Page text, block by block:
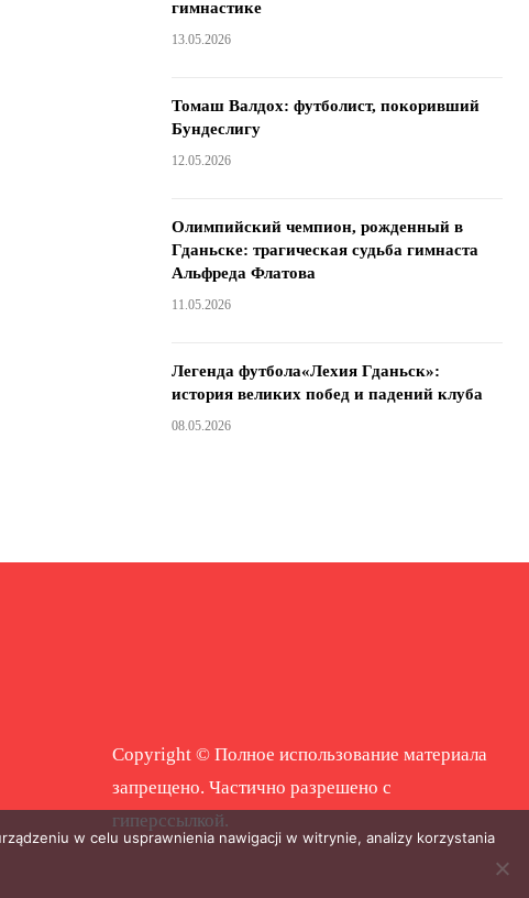
гимнастике
13.05.2026
Томаш Валдох: футболист, покоривший
Бундеслигу
12.05.2026
Олимпийский чемпион, рожденный в
Гданьске: трагическая судьба гимнаста
Альфреда Флатова
11.05.2026
Легенда футбола«Лехия Гданьск»:
история великих побед и падений клуба
08.05.2026
Copyright © Полное использование материала
запрещено. Частично разрешено с
гиперссылкой.
w celu usprawnienia nawigacji w witrynie, analizy korzystania